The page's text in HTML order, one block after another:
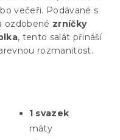
večeři. Podávané s
ozdobené zrníčky
, tento salát přináší
rozmanitost.
1 svazek
máty